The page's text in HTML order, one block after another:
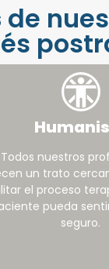
de
Todos nuestros
un trato
el proceso
pueda
seguro.